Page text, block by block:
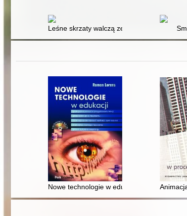
Leśne skrzaty walczą ze smogiem
Nowe technologie w edukacji : praktyczna